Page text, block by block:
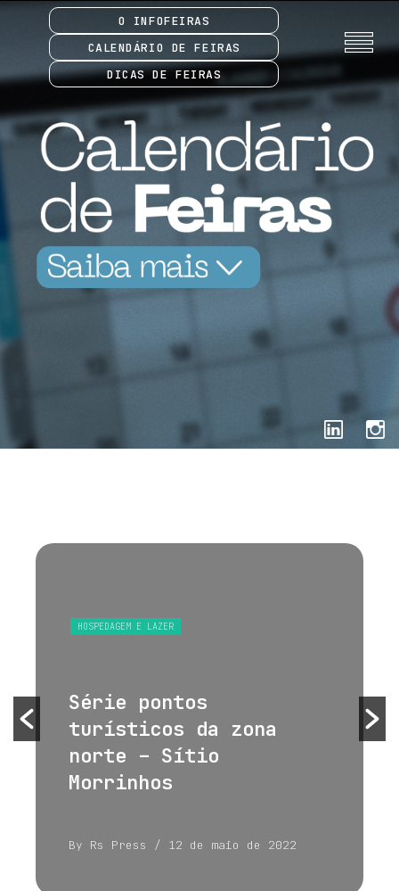
O INFOFEIRAS
CALENDÁRIO DE FEIRAS
DICAS DE FEIRAS
HOSPEDAGEM E LAZER
Série pontos
turísticos da zona
norte – Sítio
Morrinhos
By Rs Press / 12 de maio de 2022